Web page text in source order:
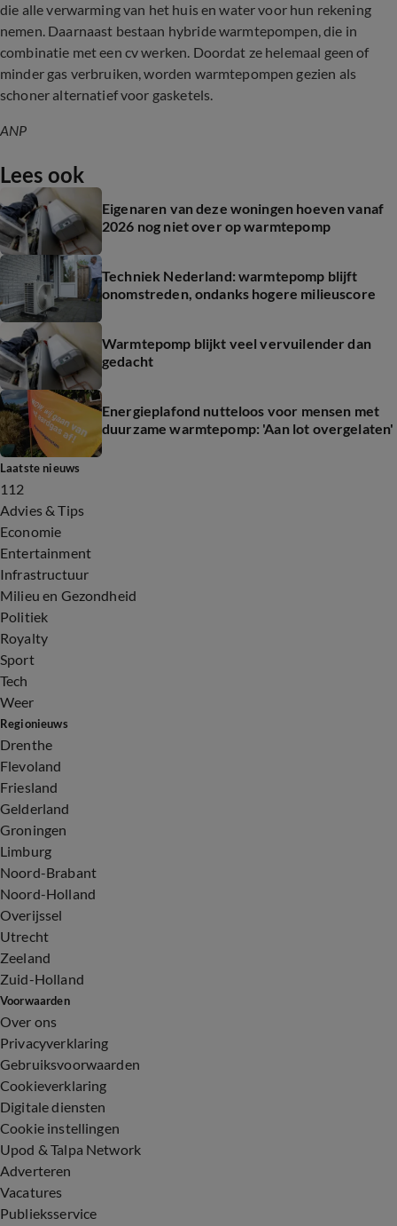
die alle verwarming van het huis en water voor hun rekening
nemen. Daarnaast bestaan hybride warmtepompen, die in
combinatie met een cv werken. Doordat ze helemaal geen of
minder gas verbruiken, worden warmtepompen gezien als
schoner alternatief voor gasketels.
ANP
Lees ook
Eigenaren van deze woningen hoeven vanaf
2026 nog niet over op warmtepomp
Techniek Nederland: warmtepomp blijft
onomstreden, ondanks hogere milieuscore
Warmtepomp blijkt veel vervuilender dan
gedacht
Energieplafond nutteloos voor mensen met
duurzame warmtepomp: 'Aan lot overgelaten'
Laatste nieuws
112
Advies & Tips
Economie
Entertainment
Infrastructuur
Milieu en Gezondheid
Politiek
Royalty
Sport
Tech
Weer
Regionieuws
Drenthe
Flevoland
Friesland
Gelderland
Groningen
Limburg
Noord-Brabant
Noord-Holland
Overijssel
Utrecht
Zeeland
Zuid-Holland
Voorwaarden
Over ons
Privacyverklaring
Gebruiksvoorwaarden
Cookieverklaring
Digitale diensten
Cookie instellingen
Upod & Talpa Network
Adverteren
Vacatures
Publieksservice